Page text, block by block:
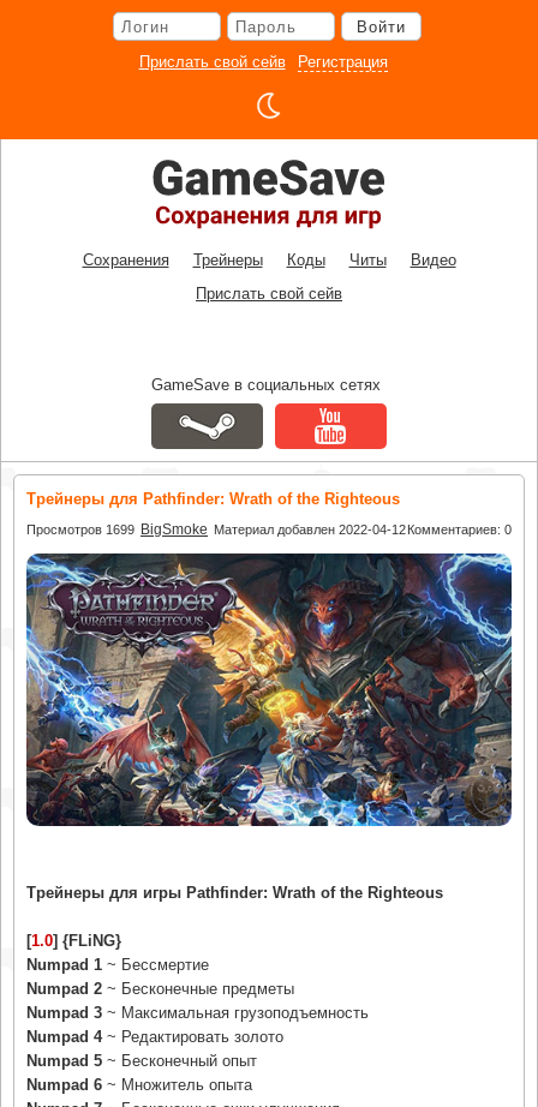
Войти
Прислать свой сейв
Регистрация
Сохранения Трейнеры Коды Читы
Видео
Прислать свой сейв
GameSave в социальных сетях
Трейнеры для Pathfinder: Wrath of the Righteous
Просмотров 1699 BigSmoke Материал добавлен 2022-04-12Комментариев: 0
Трейнеры для игры Pathfinder: Wrath of the Righteous
[1.0] {FLiNG}
Numpad 1 ~ Бессмертие
Numpad 2 ~ Бесконечные предметы
Numpad 3 ~ Максимальная грузоподъемность
Numpad 4~ Редактировать золото
Numpad 5 ~ Бесконечный опыт
Numpad 6 ~ Множитель опыта